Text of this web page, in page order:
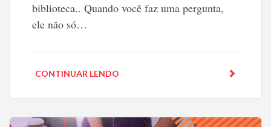
biblioteca.. Quando você faz uma pergunta,
ele não só…
CONTINUAR LENDO